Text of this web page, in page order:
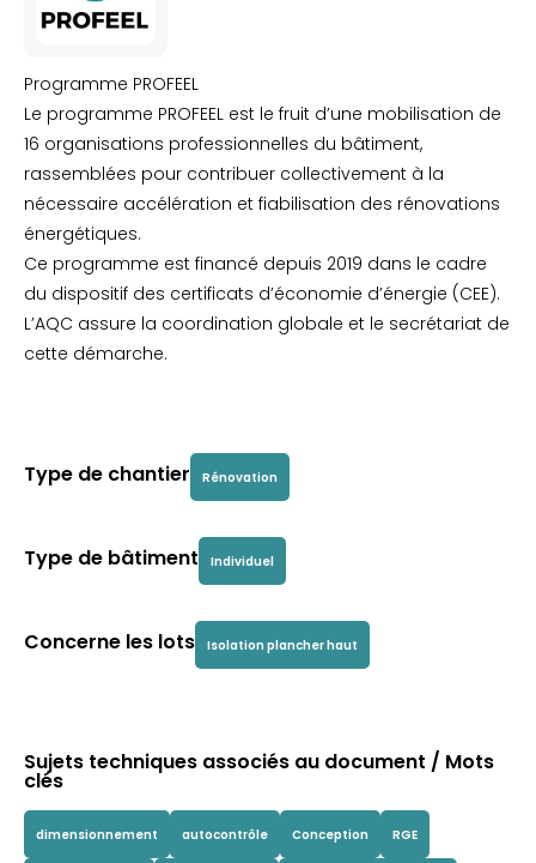
Programme PROFEEL
Le programme PROFEEL est le fruit d’une mobilisation de
16 organisations professionnelles du bâtiment,
rassemblées pour contribuer collectivement à la
nécessaire accélération et fiabilisation des rénovations
énergétiques.
Ce programme est financé depuis 2019 dans le cadre
du dispositif des certificats d’économie d’énergie (CEE).
L’AQC assure la coordination globale et le secrétariat de
cette démarche.
Type de chantier Rénovation
Type de bâtiment Individuel
Concerne les lots Isolation plancher haut
Sujets techniques associés au document / Mots
clés
dimensionnement autocontrôle Conception RGE